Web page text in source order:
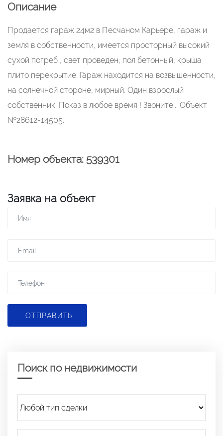
Описание
Продается гараж 24м2 в Песчаном Карьере, гараж и
земля в собственности, имеется просторный высокий
сухой погреб , свет проведен, пол бетонный, крыша
плито перекрытие. Гараж находится на возвышенности,
на солнечной стороне, мирный. Один взрослый
собственник. Показ в любое время ! Звоните... Объект
№28612-14505.
Номер объекта: 539301
Заявка на объект
ОТПРАВИТЬ
Поиск по недвижимости